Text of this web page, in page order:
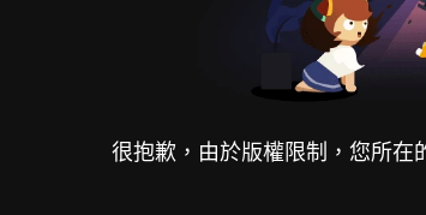
很抱歉，由於版權限制，您所在